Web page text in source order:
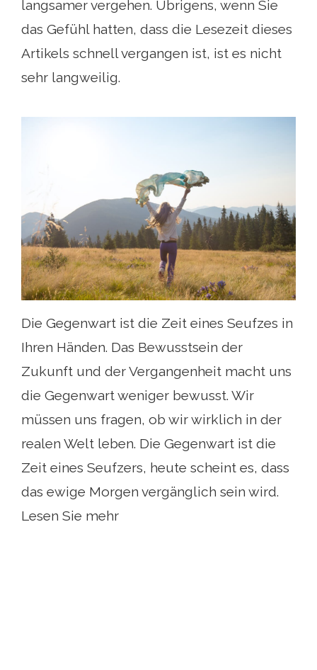
langsamer vergehen. Übrigens, wenn Sie
das Gefühl hatten, dass die Lesezeit dieses
Artikels schnell vergangen ist, ist es nicht
sehr langweilig.
Die Gegenwart ist die Zeit eines Seufzes in
Ihren Händen. Das Bewusstsein der
Zukunft und der Vergangenheit macht uns
die Gegenwart weniger bewusst. Wir
müssen uns fragen, ob wir wirklich in der
realen Welt leben. Die Gegenwart ist die
Zeit eines Seufzers, heute scheint es, dass
das ewige Morgen vergänglich sein wird.
Lesen Sie mehr